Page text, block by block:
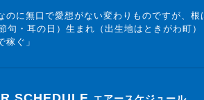
のに無口で愛想がない変わりものですが、
句・耳の日）生まれ（出生地はときがわ町）
稼ぐ」